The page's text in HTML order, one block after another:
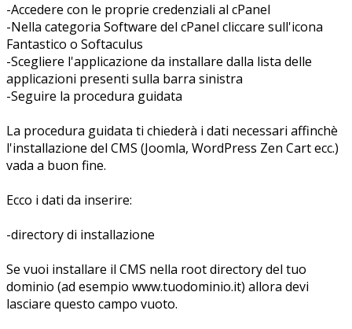
-Accedere con le proprie credenziali al cPanel
-Nella categoria Software del cPanel cliccare sull'icona
Fantastico o Softaculus
-Scegliere l'applicazione da installare dalla lista delle
applicazioni presenti sulla barra sinistra
-Seguire la procedura guidata
La procedura guidata ti chiederà i dati necessari affinchè
l'installazione del CMS (Joomla, WordPress Zen Cart ecc.)
vada a buon fine.
Ecco i dati da inserire:
-directory di installazione
Se vuoi installare il CMS nella root directory del tuo
dominio (ad esempio www.tuodominio.it) allora devi
lasciare questo campo vuoto.